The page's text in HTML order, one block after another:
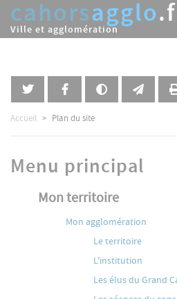
Aller
contenu
cahorsagglo
Ville et agglomération
Accueil Plan du site
Menu principal
Mon territoire
Mon agglomération
Le territoire
L'institution
Les élus du Grand